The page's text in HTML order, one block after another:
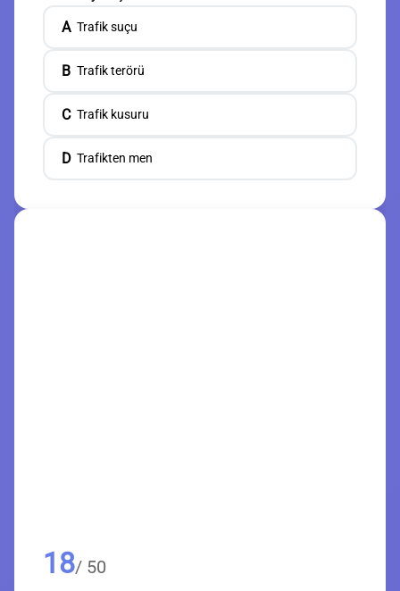
A Trafik suçu
B Trafik terörü
C Trafik kusuru
D Trafikten men
18/ 50